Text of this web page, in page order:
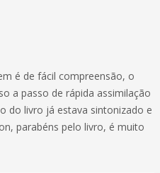
é de fácil compreensão, o
a passo de rápida assimilação
do livro já estava sintonizado e
parabéns pelo livro, é muito